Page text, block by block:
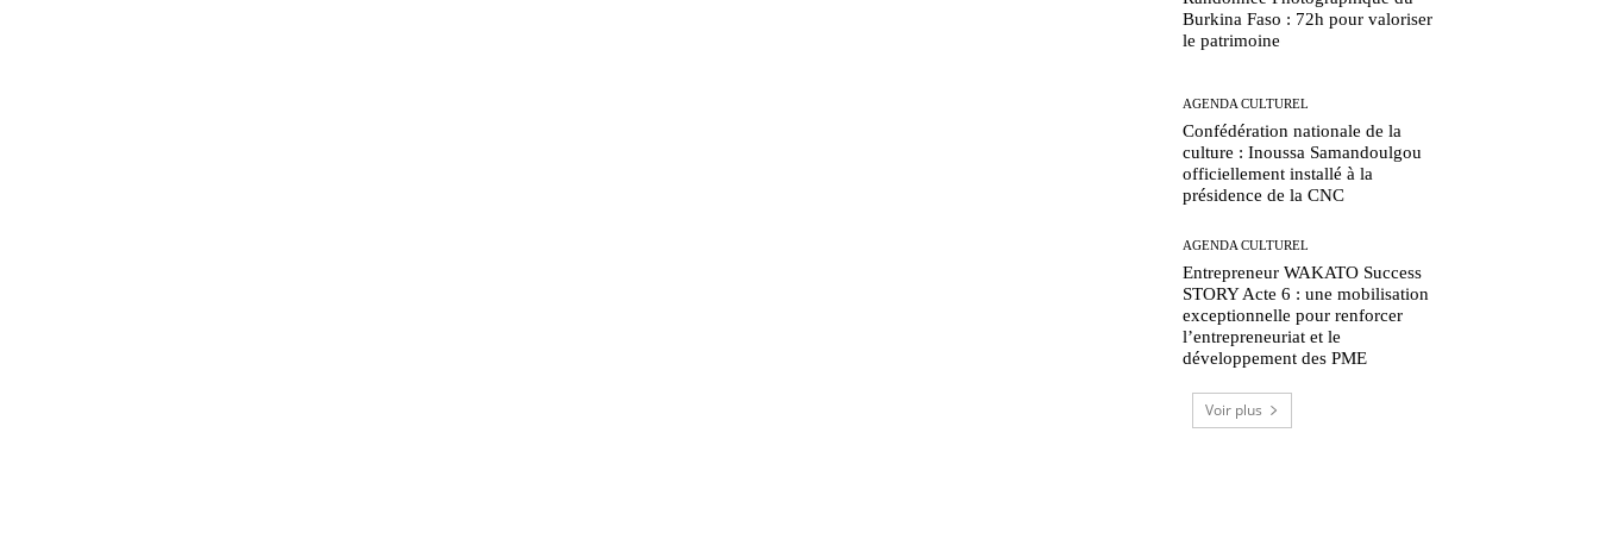
Burkina Faso : 72h pour valoriser
le patrimoine
AGENDA CULTUREL
Confédération nationale de la
culture : Inoussa Samandoulgou
officiellement installé à la
présidence de la CNC
AGENDA CULTUREL
Entrepreneur WAKATO Success
STORY Acte 6 : une mobilisation
exceptionnelle pour renforcer
l’entrepreneuriat et le
développement des PME
Voir plus